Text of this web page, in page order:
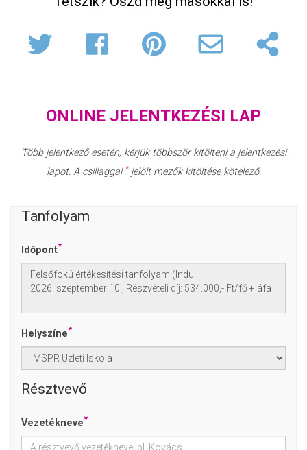
ONLINE JELENTKEZÉSI LAP
Több jelentkező esetén, kérjük többször kitölteni a jelentkezési
lapot. A csillaggal *jelölt mezők kitöltése kötelező.
Tanfolyam
Időpont*
Helyszíne*
Résztvevő
Vezetékneve*